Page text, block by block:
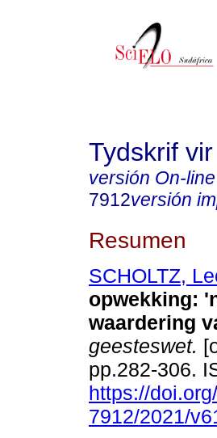
Tydskrif
versión On-line
7912versión
Resumen
SCHOLTZ,
opwekking:
waardering
geesteswet.
pp.282-306.
https://
7912/2021/